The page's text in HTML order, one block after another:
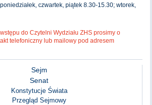
czwartek, piątek 8.30-15.30; wtorek,
do Czytelni Wydziału ZHS prosimy o
telefoniczny lub mailowy pod adresem
Sejm
Senat
Konstytucje Świata
Przegląd Sejmowy